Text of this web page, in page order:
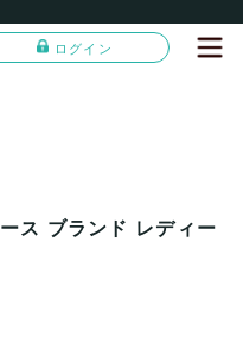
ログイン
ス ブランド レディー